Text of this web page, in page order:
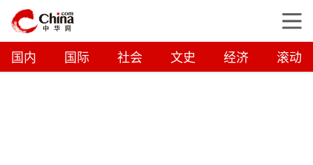
国内 国际 社会 文史 经济 滚动